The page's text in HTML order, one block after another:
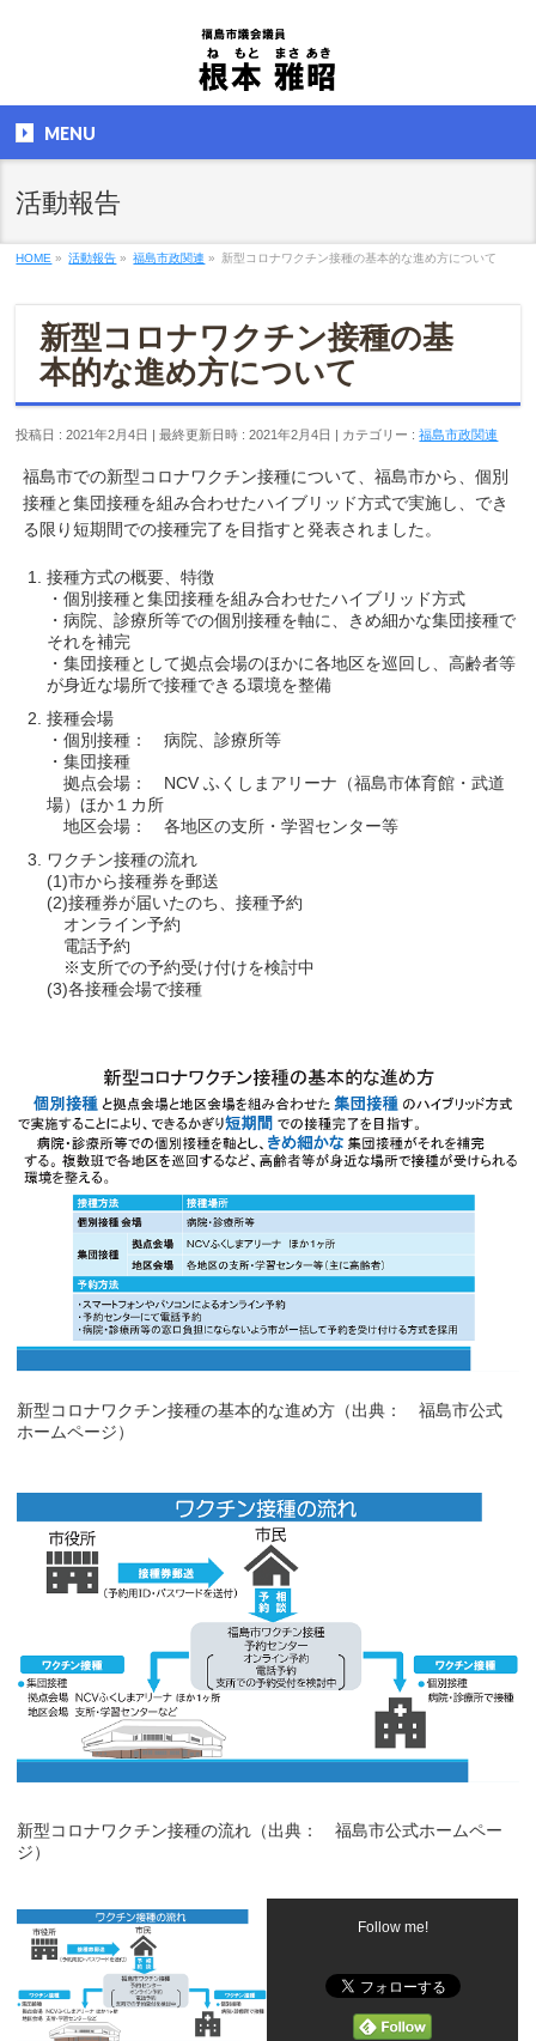
MENU
活動報告
HOME » 活動報告 » 福島市政関連 » 新型コロナワクチン接種の基本的な進め方について
新型コロナワクチン接種の基
本的な進め方について
投稿日 : 2021年2月4日 最終更新日時 : 2021年2月4日 カテゴリー :福島市政関連
福島市での新型コロナワクチン接種について、福島市から、個別
接種と集団接種を組み合わせたハイブリッド方式で実施し、でき
る限り短期間での接種完了を目指すと発表されました。
接種方式の概要、特徴
・個別接種と集団接種を組み合わせたハイブリッド方式
・病院、診療所等での個別接種を軸に、きめ細かな集団接種で
それを補完
・集団接種として拠点会場のほかに各地区を巡回し、高齢者等
が身近な場所で接種できる環境を整備
接種会場
・個別接種： 病院、診療所等
・集団接種
拠点会場： NCV ふくしまアリーナ（福島市体育館・武道
場）ほか１カ所
地区会場： 各地区の支所・学習センター等
ワクチン接種の流れ
(1)市から接種券を郵送
(2)接種券が届いたのち、接種予約
オンライン予約
電話予約
※支所での予約受け付けを検討中
(3)各接種会場で接種
新型コロナワクチン接種の基本的な進め方（出典： 福島市公式
ホームページ）
新型コロナワクチン接種の流れ（出典： 福島市公式ホームペー
ジ）
Follow me!